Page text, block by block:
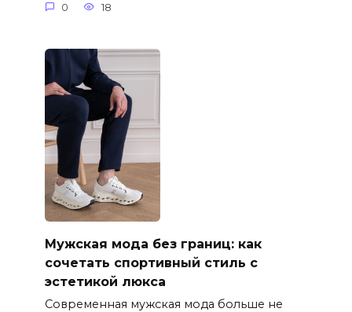
0 18
Мужская мода без границ: как
сочетать спортивный стиль с
эстетикой люкса
Современная мужская мода больше не